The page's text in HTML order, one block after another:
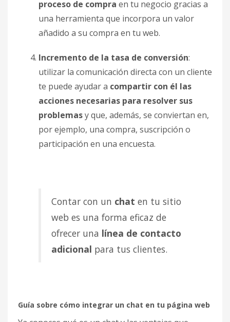
proceso de compra en tu negocio gracias a
una herramienta que incorpora un valor
añadido a su compra en tu web.
Incremento de la tasa de conversión:
utilizar la comunicación directa con un cliente
te puede ayudar a compartir con él las
acciones necesarias para resolver sus
problemasy que, además, se conviertan en,
por ejemplo, una compra, suscripción o
participación en una encuesta.
Contar con un chat en tu sitio
web es una forma eficaz de
ofrecer una línea de contacto
adicional para tus clientes.
Guía sobre cómo integrar un chat en tu página web